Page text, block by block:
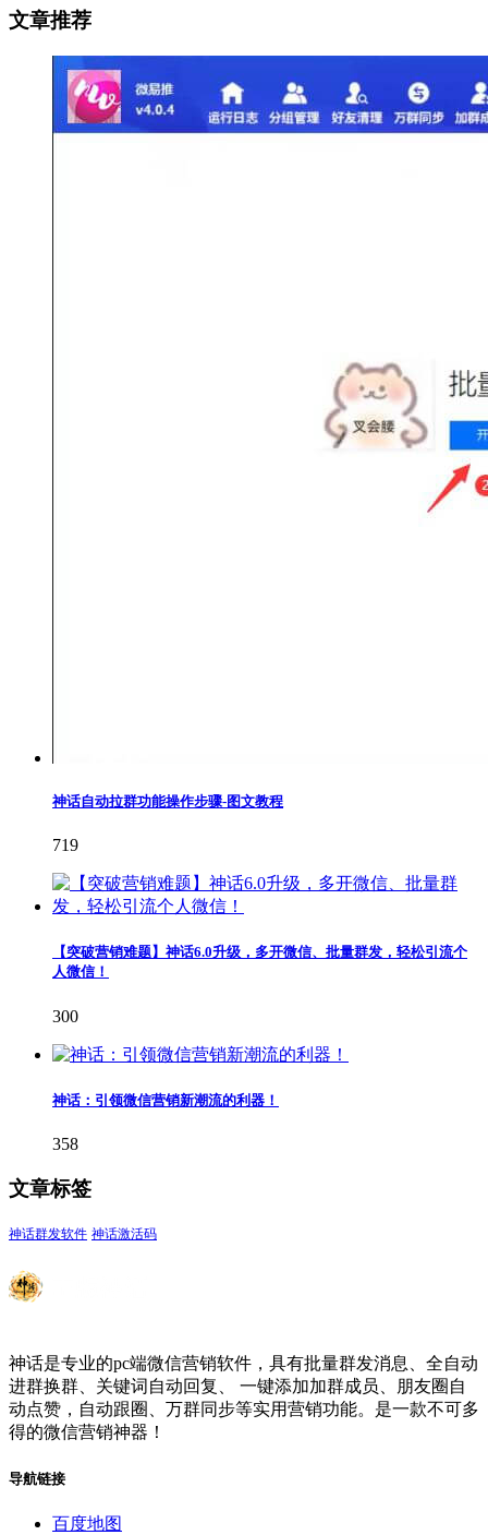
文章推荐
神话自动拉群功能操作步骤-图文教程
719
【突破营销难题】神话6.0升级，多开微信、批量群发，轻松引流个
人微信！
300
神话：引领微信营销新潮流的利器！
358
文章标签
神话群发软件 神话激活码
神话是专业的pc端微信营销软件，具有批量群发消息、全自动
进群换群、关键词自动回复、 一键添加加群成员、朋友圈自
动点赞，自动跟圈、万群同步等实用营销功能。是一款不可多
得的微信营销神器！
导航链接
百度地图